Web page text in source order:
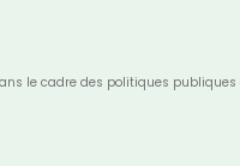
le cadre des politiques